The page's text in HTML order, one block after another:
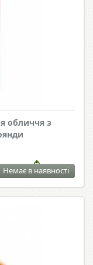
обличчя з
Немає в наявності